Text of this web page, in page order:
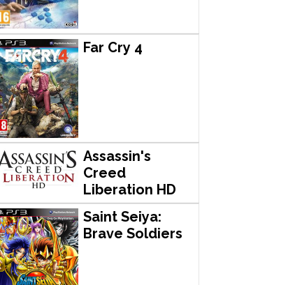
Far Cry 4
Assassin's
Creed
Liberation HD
Saint Seiya:
Brave Soldiers